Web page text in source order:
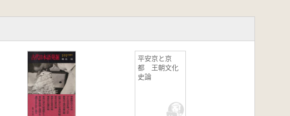
平安京と京
都 王朝文化
史論